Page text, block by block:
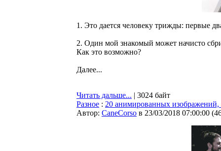
1. Это дается человеку трижды: первые
2. Один мой знакомый может начисто
Как это возможно?
Далее...
Читать дальше... | 3024 байт
Разное : 20 анимированных изображений,
Автор: CaneCorso в 23/03/2018 07:00:00 (